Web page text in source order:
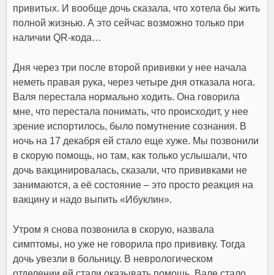
привитых. И вообще дочь сказала, что хотела бы жить
полной жизнью. А это сейчас возможно только при
наличии QR-кода…
Дня через три после второй прививки у нее начала
неметь правая рука, через четыре дня отказала нога.
Валя перестала нормально ходить. Она говорила
мне, что перестала понимать, что происходит, у нее
зрение испортилось, было помутнение сознания. В
ночь на 17 декабря ей стало еще хуже. Мы позвонили
в скорую помощь, но там, как только услышали, что
дочь вакцинировалась, сказали, что прививками не
занимаются, а её состояние – это просто реакция на
вакцину и надо выпить «Ибуклин».
Утром я снова позвонила в скорую, назвала
симптомы, но уже не говорила про прививку. Тогда
дочь увезли в больницу. В неврологическом